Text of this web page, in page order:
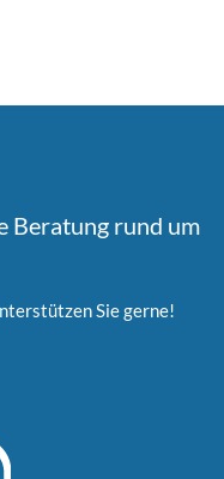
Beratung rund um
Sie gerne!